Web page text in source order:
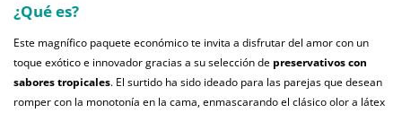
¿Qué es?
Este magnífico paquete económico te invita a disfrutar del amor con un
toque exótico e innovador gracias a su selección de preservativos con
sabores tropicales. El surtido ha sido ideado para las parejas que desean
romper con la monotonía en la cama, enmascarando el clásico olor a látex